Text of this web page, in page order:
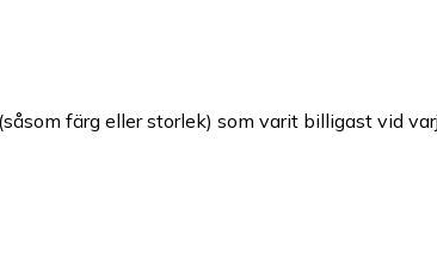
färg eller storlek) som varit billigast vid